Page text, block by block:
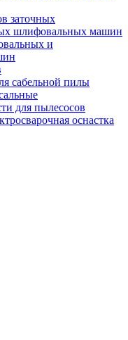
заточных
шлифовальных машин
и
сабельной пилы
для пылесосов
оснастка